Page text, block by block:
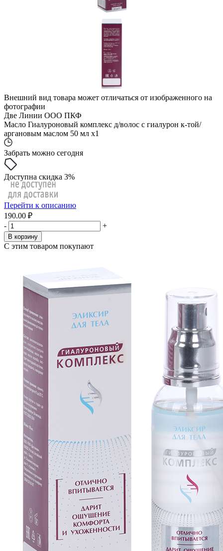
Внешний вид товара может отличаться от изображенного на
фотографии
Две Линии ООО ПКФ
Масло Гиалуроновый комплекс д/волос с гиалурон к-той/
аргановым маслом 50 мл x1
Забрать можно сегодня
Доступна скидка 3%
Перейти к описанию
190.00 ₽
-
+
В корзину
С этим товаром покупают